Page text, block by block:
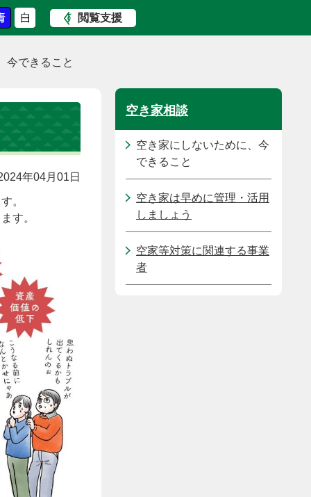
閲覧支援
今できること
年04月01日
。
す。
空き家相談
空き家にしないために、今
できること
空き家は早めに管理・活用
しましょう
空家等対策に関連する事業
者